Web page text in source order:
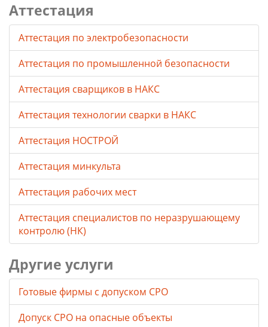
Аттестация
Аттестация по электробезопасности
Аттестация по промышленной безопасности
Аттестация сварщиков в НАКС
Аттестация технологии сварки в НАКС
Аттестация НОСТРОЙ
Аттестация минкульта
Аттестация рабочих мест
Аттестация специалистов по неразрушающему
контролю (НК)
Другие услуги
Готовые фирмы с допуском СРО
Допуск СРО на опасные объекты